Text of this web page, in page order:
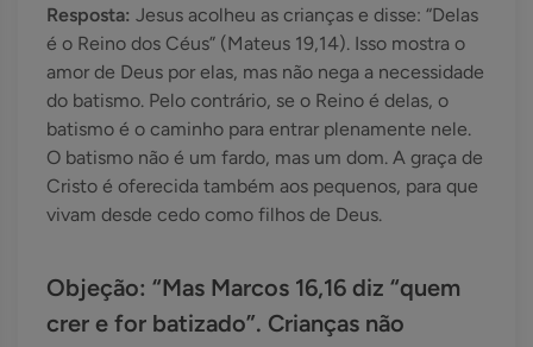
Resposta: Jesus acolheu as crianças e disse: “Delas
é o Reino dos Céus” (Mateus 19,14). Isso mostra o
amor de Deus por elas, mas não nega a necessidade
do batismo. Pelo contrário, se o Reino é delas, o
batismo é o caminho para entrar plenamente nele.
O batismo não é um fardo, mas um dom. A graça de
Cristo é oferecida também aos pequenos, para que
vivam desde cedo como filhos de Deus.
Objeção: “Mas Marcos 16,16 diz “quem
crer e for batizado”. Crianças não